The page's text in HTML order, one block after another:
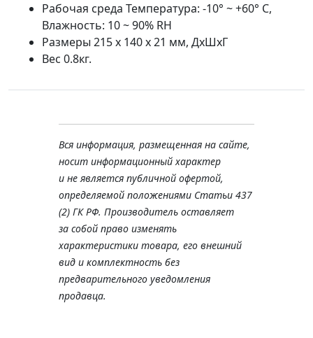
Рабочая среда Температура: -10° ~ +60° С,
Влажность: 10 ~ 90% RH
Размеры 215 х 140 х 21 мм, ДхШхГ
Вес 0.8кг.
Вся информация, размещенная на сайте,
носит информационный характер
и не является публичной офертой,
определяемой положениями Статьи 437
(2) ГК РФ. Производитель оставляет
за собой право изменять
характеристики товара, его внешний
вид и комплектность без
предварительного уведомления
продавца.